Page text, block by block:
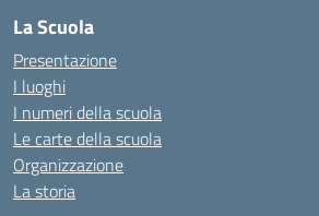
La Scuola
Presentazione
I luoghi
I numeri della scuola
Le carte della scuola
Organizzazione
La storia